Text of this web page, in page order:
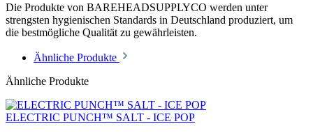
Die Produkte von BAREHEADSUPPLYCO werden unter
strengsten hygienischen Standards in Deutschland produziert, um
die bestmögliche Qualität zu gewährleisten.
Ähnliche Produkte
Ähnliche Produkte
ELECTRIC PUNCH™ SALT - ICE POP